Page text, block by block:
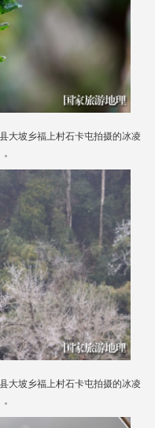
大坡乡福上村石卡屯拍摄的冰凌
大坡乡福上村石卡屯拍摄的冰凌